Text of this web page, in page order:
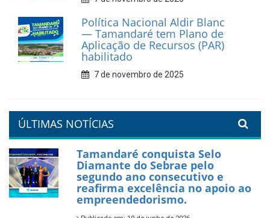
Prefeitura de Tamandaré
reforça diálogo e
compromisso com a
valorização da educação
7 de fevereiro de 2026
orla da cidade.
PartiuENEM — Prefeitura
garante transporte gratuito
para os estudantes
7 de novembro de 2025